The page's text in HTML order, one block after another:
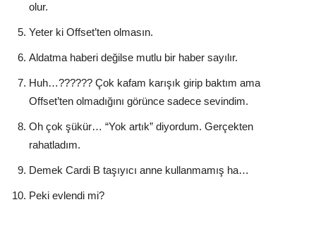
olur.
Yeter ki Offset’ten olmasın.
Aldatma haberi değilse mutlu bir haber sayılır.
Huh…?????? Çok kafam karışık girip baktım ama
Offset’ten olmadığını görünce sadece sevindim.
Oh çok şükür… “Yok artık” diyordum. Gerçekten
rahatladım.
Demek Cardi B taşıyıcı anne kullanmamış ha…
Peki evlendi mi?